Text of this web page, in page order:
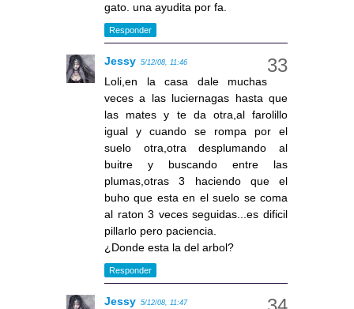
gato. una ayudita por fa.
Responder
Jessy 5/12/08, 11:46
Loli,en la casa dale muchas
veces a las luciernagas hasta que
las mates y te da otra,al farolillo
igual y cuando se rompa por el
suelo otra,otra desplumando al
buitre y buscando entre las
plumas,otras 3 haciendo que el
buho que esta en el suelo se coma
al raton 3 veces seguidas...es dificil
pillarlo pero paciencia.
¿Donde esta la del arbol?
Responder
Jessy 5/12/08, 11:47